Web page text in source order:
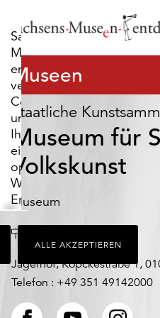
Sachsens-
Museen-
entdecken.de
verwendet
Cookies,
um
Ihnen
ein
optimales
Webseiten-
Erlebnis
zu
bieten.
Dazu
zählen
Cookies,
für
ALLE AKZEPTIEREN
Museen
Staatliche
Museum für
Volkskunst
Museum
Ort
Jägerhof, Köpckestraße 1,
Telefon : +49 351 49142000